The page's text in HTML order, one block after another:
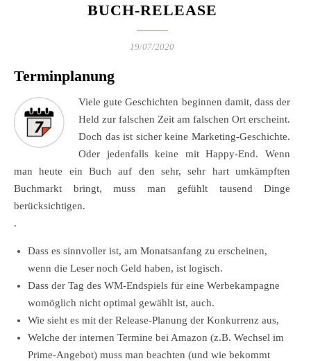
BUCH-RELEASE
19/07/2020
Terminplanung
Viele gute Geschichten beginnen damit, dass der
Held zur falschen Zeit am falschen Ort erscheint.
Doch das ist sicher keine Marketing-Geschichte.
Oder jedenfalls keine mit Happy-End. Wenn
man heute ein Buch auf den sehr, sehr hart umkämpften
Buchmarkt bringt, muss man gefühlt tausend Dinge
berücksichtigen.
.
Dass es sinnvoller ist, am Monatsanfang zu erscheinen,
wenn die Leser noch Geld haben, ist logisch.
Dass der Tag des WM-Endspiels für eine Werbekampagne
womöglich nicht optimal gewählt ist, auch.
Wie sieht es mit der Release-Planung der Konkurrenz aus,
Welche der internen Termine bei Amazon (z.B. Wechsel im
Prime-Angebot) muss man beachten (und wie bekommt